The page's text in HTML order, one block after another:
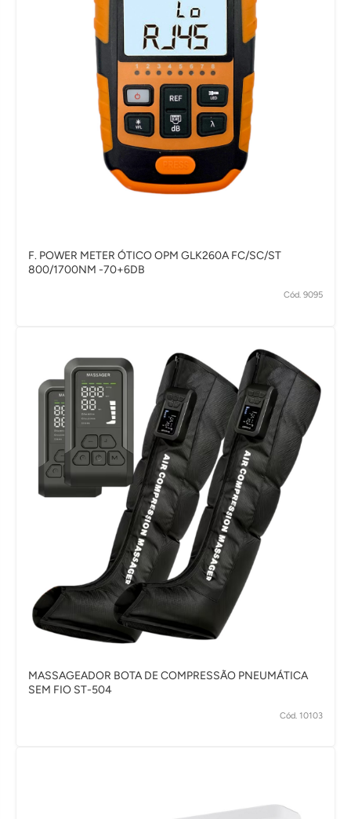
F. POWER METER ÓTICO OPM GLK260A FC/SC/ST
800/1700NM -70+6DB
Cód. 9095
MASSAGEADOR BOTA DE COMPRESSÃO PNEUMÁTICA
SEM FIO ST-504
Cód. 10103